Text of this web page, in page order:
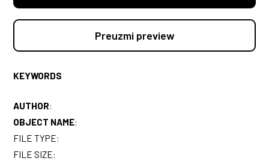
Preuzmi preview
KEYWORDS
AUTHOR:
OBJECT NAME:
FILE TYPE:
FILE SIZE: